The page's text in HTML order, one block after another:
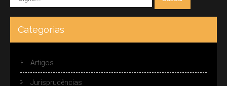
Categorias
Artigos
Jurisprudências